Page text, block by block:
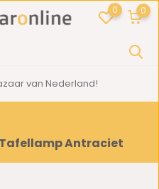
0 0
van Nederland!
Antraciet